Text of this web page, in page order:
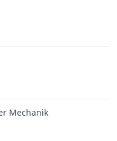
Mechanik